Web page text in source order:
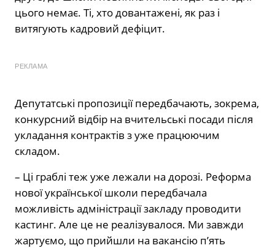
цього немає. Ті, хто довантажені, як раз і
витягують кадровий дефіцит.
РЕКЛАМА
Депутатські пропозиції передбачають, зокрема,
конкурсний відбір на вчительські посади після
укладання контрактів з уже працюючим
складом.
– Ці граблі теж уже лежали на дорозі. Реформа
нової української школи передбачала
можливість адміністрації закладу проводити
кастинг. Але це не реалізувалося. Ми завжди
жартуємо, що прийшли на вакансію п’ять